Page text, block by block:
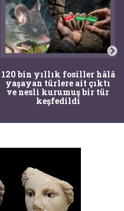
120 bin yıllık fosiller hâlâ
yaşayan türlere ait çıktı
ve nesli kurumuş bir tür
keşfedildi